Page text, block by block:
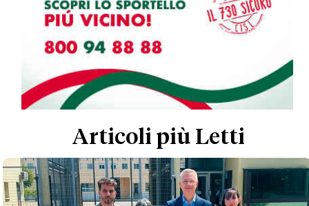
Articoli più Letti